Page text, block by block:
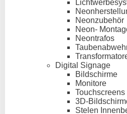
Neonzubehör
Neon-
Neontrafos
Digital Signage
Bildschirme
Monitore
Touchscreens
3D-
Stelen